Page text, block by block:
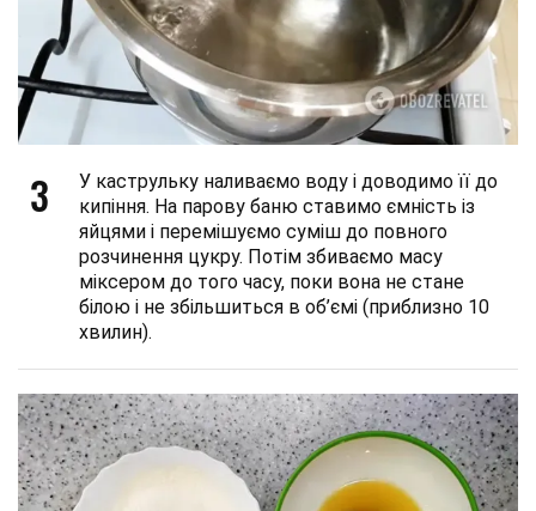
3
У каструльку наливаємо воду і доводимо її до
кипіння. На парову баню ставимо ємність із
яйцями і перемішуємо суміш до повного
розчинення цукру. Потім збиваємо масу
міксером до того часу, поки вона не стане
білою і не збільшиться в об’ємі (приблизно 10
хвилин).